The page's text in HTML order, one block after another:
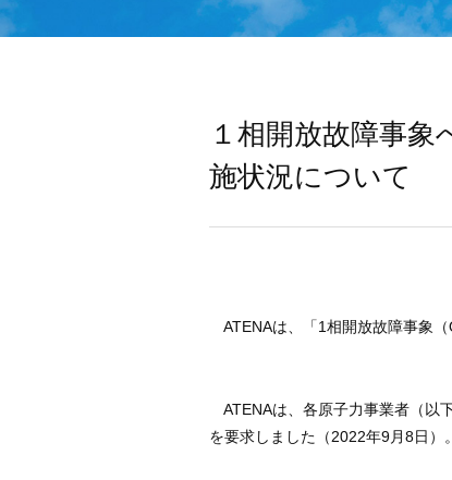
１相開放故障事
施状況について
ATENAは、「1相開放故障事象（
ATENAは、各原子力事業者（以
を要求しました（2022年9月8日）。